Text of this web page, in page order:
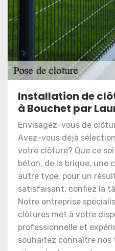
Installation de
à Bouchet par
Envisagez-vous de
Avez-vous déjà
votre clôture? Que ce
béton, de la brique, une
autre type, pour un
satisfaisant, confiez la
Notre entreprise
clôtures met à votre
professionnelle et
souhaitez connaître